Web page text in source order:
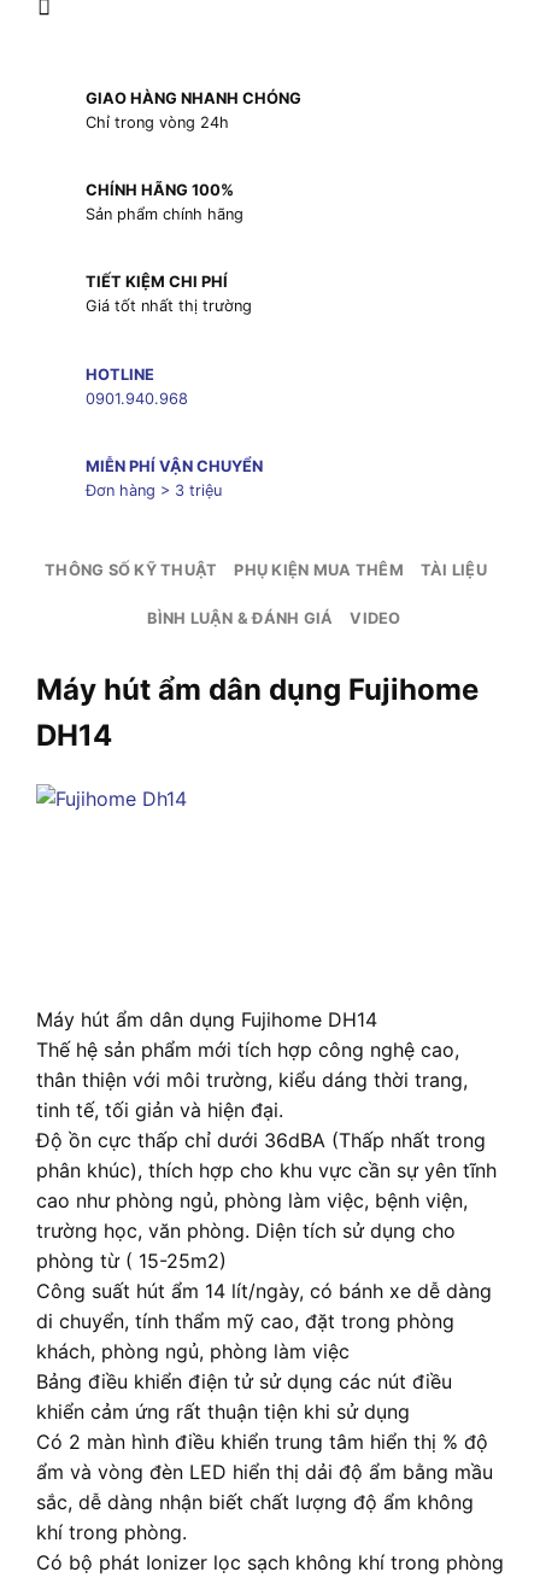
GIAO HÀNG NHANH CHÓNG
Chỉ trong vòng 24h
CHÍNH HÃNG 100%
Sản phẩm chính hãng
TIẾT KIỆM CHI PHÍ
Giá tốt nhất thị trường
HOTLINE
0901.940.968
MIỄN PHÍ VẬN CHUYỂN
Đơn hàng > 3 triệu
THÔNG SỐ KỸ THUẬT PHỤ KIỆN MUA THÊM TÀI LIỆU
BÌNH LUẬN & ĐÁNH GIÁ VIDEO
Máy hút ẩm dân dụng Fujihome
DH14
Máy hút ẩm dân dụng Fujihome DH14
Thế hệ sản phẩm mới tích hợp công nghệ cao,
thân thiện với môi trường, kiểu dáng thời trang,
tinh tế, tối giản và hiện đại.
Độ ồn cực thấp chỉ dưới 36dBA (Thấp nhất trong
phân khúc), thích hợp cho khu vực cần sự yên tĩnh
cao như phòng ngủ, phòng làm việc, bệnh viện,
trường học, văn phòng. Diện tích sử dụng cho
phòng từ ( 15-25m2)
Công suất hút ẩm 14 lít/ngày, có bánh xe dễ dàng
di chuyển, tính thẩm mỹ cao, đặt trong phòng
khách, phòng ngủ, phòng làm việc
Bảng điều khiển điện tử sử dụng các nút điều
khiển cảm ứng rất thuận tiện khi sử dụng
Có 2 màn hình điều khiển trung tâm hiển thị % độ
ẩm và vòng đèn LED hiển thị dải độ ẩm bằng mầu
sắc, dễ dàng nhận biết chất lượng độ ẩm không
khí trong phòng.
Có bộ phát Ionizer lọc sạch không khí trong phòng